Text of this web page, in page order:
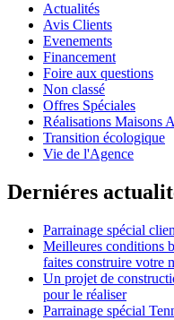
Actualités
Avis Clients
Evenements
Financement
Foire aux questions
Non classé
Offres Spéciales
Réalisations Maisons
Transition écologique
Vie de l'Agence
Derniéres
Parrainage spécial
Meilleures conditions
faites construire votre
Un projet de
pour le réaliser
Parrainage spécial